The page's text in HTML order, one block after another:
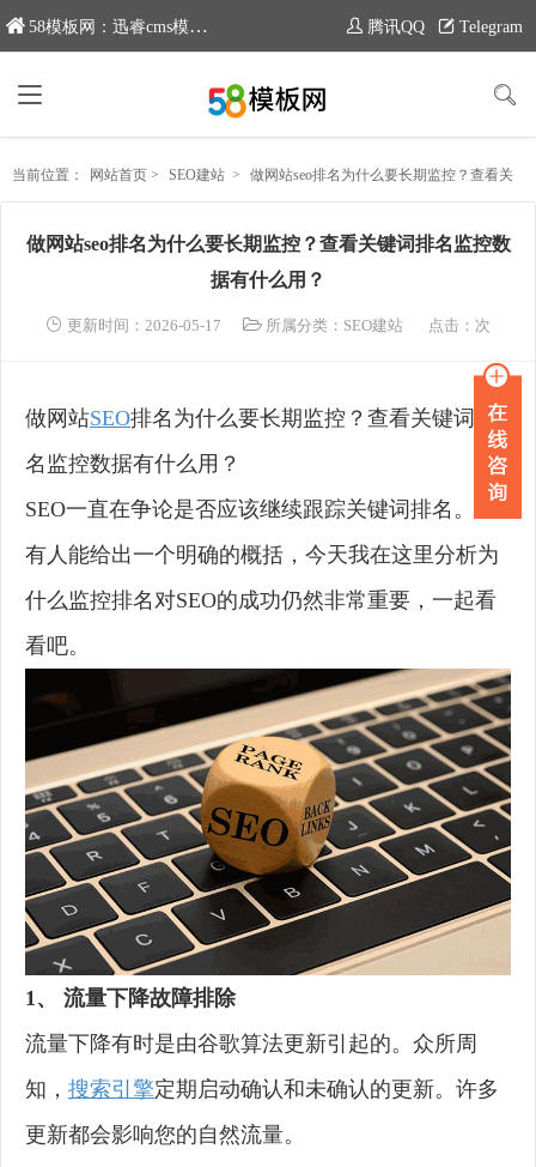
58模板网：迅睿cms模板专业分享平台，新域名：www.moban58.com 腾讯QQ Telegram
当前位置： 网站首页 > SEO建站 > 做网站seo排名为什么要长期监控？查看关键词排名监控数据有什么用？
做网站seo排名为什么要长期监控？查看关键词排名监控数
据有什么用？
更新时间：2026-05-17 所属分类： SEO建站 点击： 次
做网站SEO排名为什么要长期监控？查看关键词排
名监控数据有什么用？
SEO一直在争论是否应该继续跟踪关键词排名。没
有人能给出一个明确的概括，今天我在这里分析为
什么监控排名对SEO的成功仍然非常重要，一起看
看吧。
1、 流量下降故障排除
流量下降有时是由谷歌算法更新引起的。众所周
知， 搜索引擎定期启动确认和未确认的更新。许多
更新都会影响您的自然流量。